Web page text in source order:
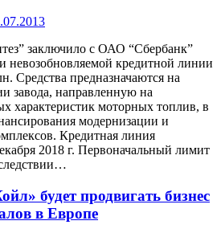
заключило с ОАО “Сбербанк”
невозобновляемой кредитной линии
Средства предназначаются на
завода, направленную на
характеристик моторных топлив, в
модернизации и
Кредитная линия
2018 г. Первоначальный лимит
будет продвигать бизнес
в Европе